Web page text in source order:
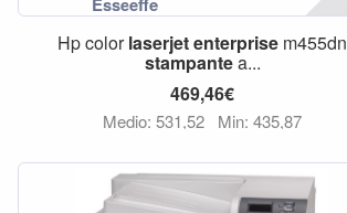
Hp colorlaserjetenterprise m455dn
stampantea...
469,46€
Medio: 531,52 Min: 435,87